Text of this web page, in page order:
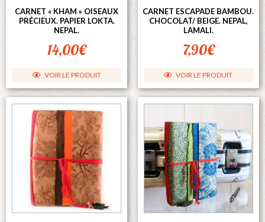
CARNET « KHAM » OISEAUX
PRÉCIEUX. PAPIER LOKTA.
NEPAL.
14,00€
VOIR LE PRODUIT
CARNET ESCAPADE BAMBOU.
CHOCOLAT/ BEIGE. NEPAL,
LAMALI.
7,90€
VOIR LE PRODUIT